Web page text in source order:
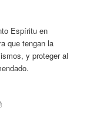
Espíritu en
que tengan la
y proteger al